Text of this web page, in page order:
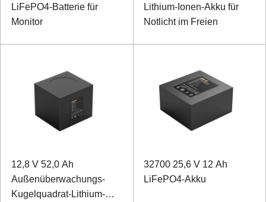
LiFePO4-Batterie für
Monitor
Lithium-Ionen-Akku für
Notlicht im Freien
12,8 V 52,0 Ah
Außenüberwachungs-
Kugelquadrat-Lithium-
32700 25,6 V 12 Ah
LiFePO4-Akku